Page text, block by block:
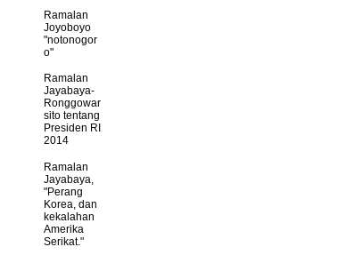
Ramalan
Joyoboyo
"notonogor
o"
Ramalan
Jayabaya-
Ronggowar
sito tentang
Presiden RI
2014
Ramalan
Jayabaya,
"Perang
Korea, dan
kekalahan
Amerika
Serikat."